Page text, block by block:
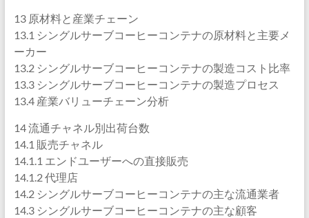
13 原材料と産業チェーン
13.1 シングルサーブコーヒーコンテナの原材料と主要メ
ーカー
13.2 シングルサーブコーヒーコンテナの製造コスト比率
13.3 シングルサーブコーヒーコンテナの製造プロセス
13.4 産業バリューチェーン分析
14 流通チャネル別出荷台数
14.1 販売チャネル
14.1.1 エンドユーザーへの直接販売
14.1.2 代理店
14.2 シングルサーブコーヒーコンテナの主な流通業者
14.3 シングルサーブコーヒーコンテナの主な顧客